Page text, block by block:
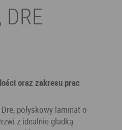
oraz zakresu prac
połyskowy laminat o
z idealnie gładką